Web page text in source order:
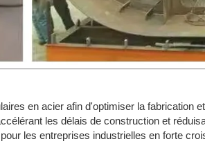
en acier afin d'optimiser la fabrication
les délais de construction et
les entreprises industrielles en forte